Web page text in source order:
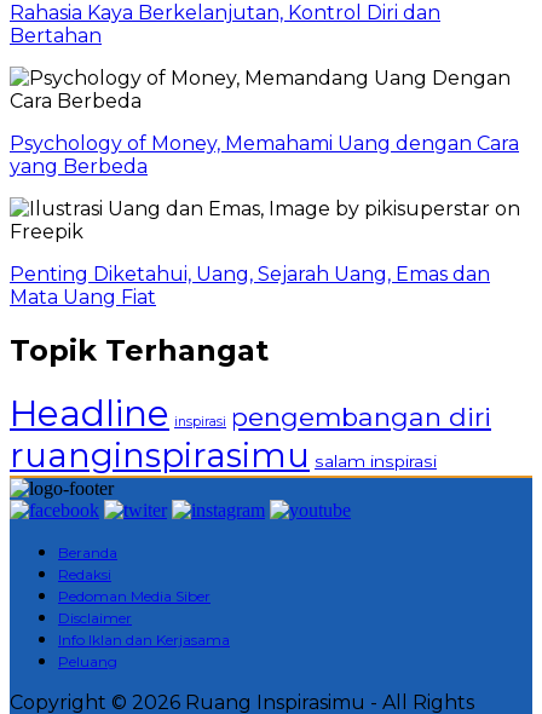
Rahasia Kaya Berkelanjutan, Kontrol Diri dan
Bertahan
Psychology of Money, Memahami Uang dengan Cara
yang Berbeda
Penting Diketahui, Uang, Sejarah Uang, Emas dan
Mata Uang Fiat
Topik Terhangat
Headline inspirasi pengembangan diri
ruanginspirasimu salam inspirasi
Beranda
Redaksi
Pedoman Media Siber
Disclaimer
Info Iklan dan Kerjasama
Peluang
Copyright © 2026 Ruang Inspirasimu - All Rights